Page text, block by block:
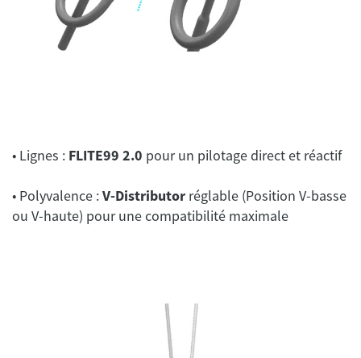
• Lignes : FLITE99 2.0 pour un pilotage direct et réactif
• Polyvalence :V-Distributor réglable (Position V-basse
ou V-haute) pour une compatibilité maximale